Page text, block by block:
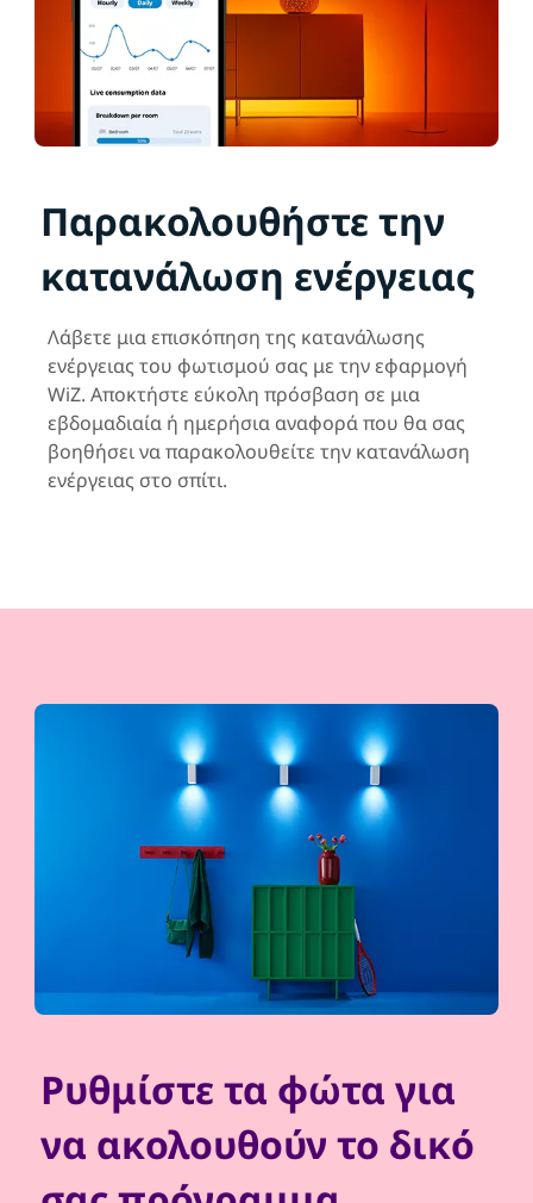
Παρακολουθήστε την
κατανάλωση ενέργειας
Λάβετε μια επισκόπηση της κατανάλωσης
ενέργειας του φωτισμού σας με την εφαρμογή
WiZ. Αποκτήστε εύκολη πρόσβαση σε μια
εβδομαδιαία ή ημερήσια αναφορά που θα σας
βοηθήσει να παρακολουθείτε την κατανάλωση
ενέργειας στο σπίτι.
Ρυθμίστε τα φώτα για
να ακολουθούν το δικό